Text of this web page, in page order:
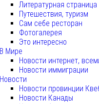
Литературная страница
Путешествия, туризм
Сам себе ресторан
Фотогалерея
Это интересно
В Мире
Новости интернет,
Новости иммиграции
Новости
Новости провинции
Новости Канады